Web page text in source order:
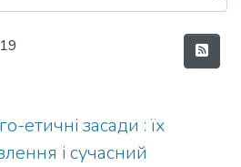
етичні засади : їх
і сучасний